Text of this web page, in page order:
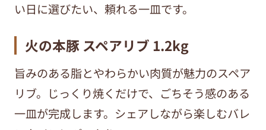
い日に選びたい、頼れる一皿です。
火の本豚 スペアリブ 1.2kg
旨みのある脂とやわらかい肉質が魅力のスペア
リブ。じっくり焼くだけで、ごちそう感のある
一皿が完成します。シェアしながら楽しむバレ